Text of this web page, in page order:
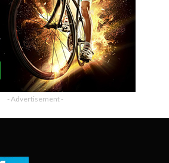
- Advertisement -